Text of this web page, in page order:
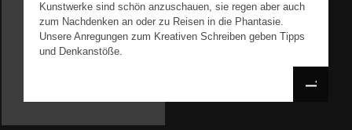
Kunstwerke sind schön anzuschauen, sie regen aber auch
zum Nachdenken an oder zu Reisen in die Phantasie.
Unsere Anregungen zum Kreativen Schreiben geben Tipps
und Denkanstöße.